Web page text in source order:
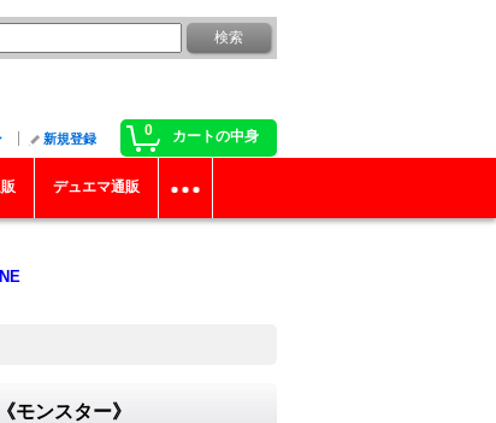
0 カートの中身
新規登録
デュエマ通販
モンスター》